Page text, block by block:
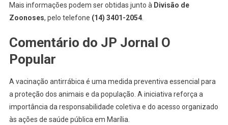
Mais informações podem ser obtidas junto à Divisão de
Zoonoses, pelo telefone (14) 3401-2054.
Comentário do JP Jornal O
Popular
A vacinação antirrábica é uma medida preventiva essencial para
a proteção dos animais e da população. A iniciativa reforça a
importância da responsabilidade coletiva e do acesso organizado
às ações de saúde pública em Marília.